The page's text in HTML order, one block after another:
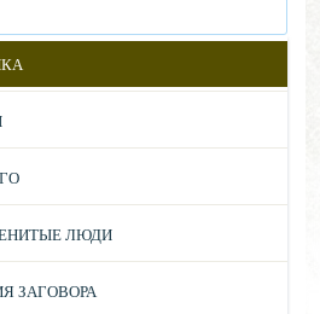
ЛЮДИ
ЗАГОВОРА